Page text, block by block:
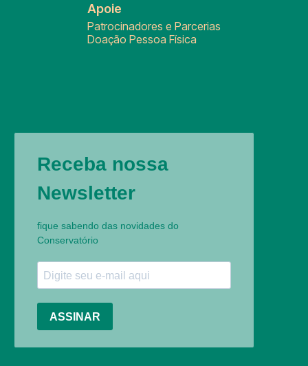
Apoie
Patrocinadores e Parcerias
Doação Pessoa Física